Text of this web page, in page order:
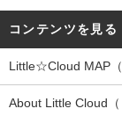
コンテンツを見る
Little☆Cloud MAP（
About Little Cloud